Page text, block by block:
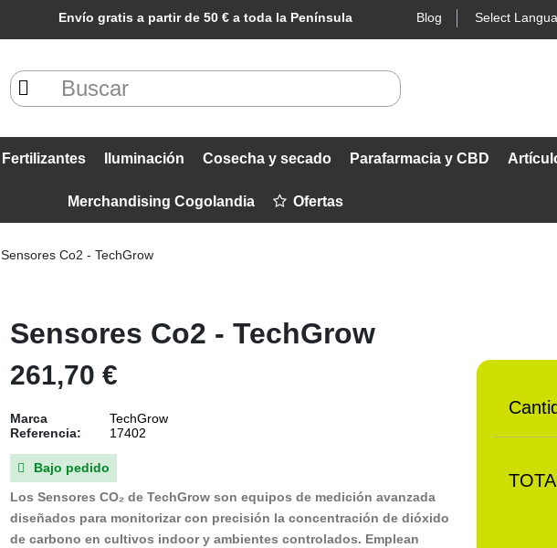
Envío gratis a partir de 50 € a toda la Península Blog Select
Fertilizantes Iluminación Cosecha y secado Parafarmacia y CBD
Merchandising Cogolandia Ofertas
Sensores Co2 - TechGrow
Sensores Co2 - TechGrow
261,70 €
Marca
TechGrow
Referencia:
17402

Bajo pedido
Los Sensores CO₂ de TechGrowson equipos de medición avanzada
diseñados para monitorizar con precisión la concentración de dióxido
de carbono en cultivos indoor y ambientes controlados. Emplean